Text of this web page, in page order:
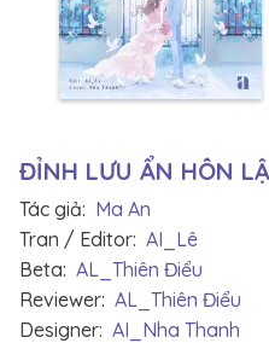
ĐỈNH LƯU ẨN HÔN
Tác giả: Ma An
Tran / Editor: AI_Lê
Beta: AL_Thiên Điểu
Reviewer: AL_Thiên Điểu
Designer: AI_Nha Thanh